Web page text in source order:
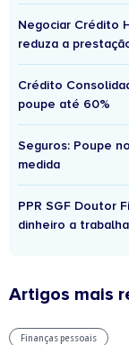
Negociar Crédito
reduza a
Crédito
poupe até 60%
Seguros: Poupe
medida
PPR SGF Doutor
dinheiro a
Artigos mais
Finanças pessoais